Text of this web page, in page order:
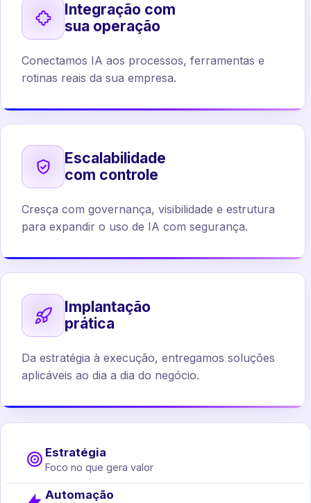
Integração com
sua operação
Conectamos IA aos processos, ferramentas e
rotinas reais da sua empresa.
Escalabilidade
com controle
Cresça com governança, visibilidade e estrutura
para expandir o uso de IA com segurança.
Implantação
prática
Da estratégia à execução, entregamos soluções
aplicáveis ao dia a dia do negócio.
Estratégia
Foco no que gera valor
Automação